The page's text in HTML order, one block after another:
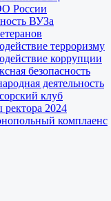
России
ВУЗа
терроризму
коррупции
безопасность
деятельность
клуб
2024
комплаенс